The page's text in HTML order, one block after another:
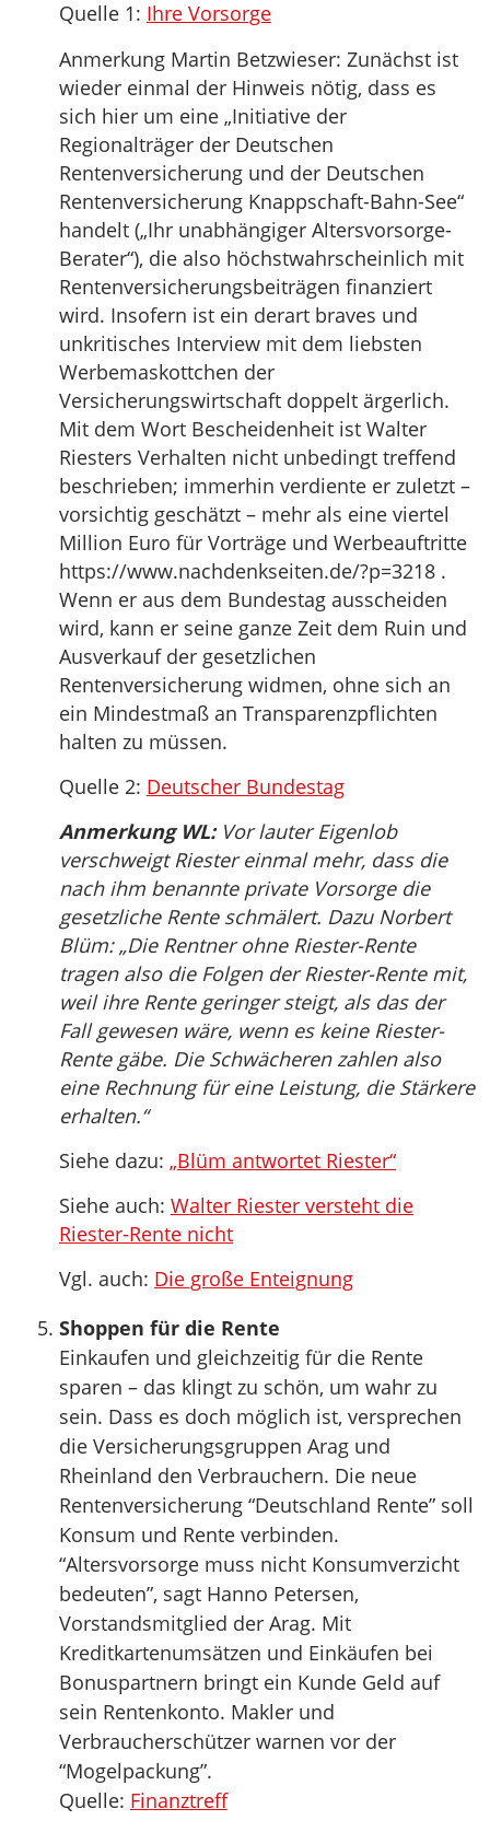
Quelle 1: Ihre Vorsorge
Anmerkung Martin Betzwieser: Zunächst ist
wieder einmal der Hinweis nötig, dass es
sich hier um eine „Initiative der
Regionalträger der Deutschen
Rentenversicherung und der Deutschen
Rentenversicherung Knappschaft-Bahn-See“
handelt („Ihr unabhängiger Altersvorsorge-
Berater“), die also höchstwahrscheinlich mit
Rentenversicherungsbeiträgen finanziert
wird. Insofern ist ein derart braves und
unkritisches Interview mit dem liebsten
Werbemaskottchen der
Versicherungswirtschaft doppelt ärgerlich.
Mit dem Wort Bescheidenheit ist Walter
Riesters Verhalten nicht unbedingt treffend
beschrieben; immerhin verdiente er zuletzt –
vorsichtig geschätzt – mehr als eine viertel
Million Euro für Vorträge und Werbeauftritte
https://www.nachdenkseiten.de/?p=3218 .
Wenn er aus dem Bundestag ausscheiden
wird, kann er seine ganze Zeit dem Ruin und
Ausverkauf der gesetzlichen
Rentenversicherung widmen, ohne sich an
ein Mindestmaß an Transparenzpflichten
halten zu müssen.
Quelle 2: Deutscher Bundestag
Anmerkung WL:Vor lauter Eigenlob
verschweigt Riester einmal mehr, dass die
nach ihm benannte private Vorsorge die
gesetzliche Rente schmälert. Dazu Norbert
Blüm: „Die Rentner ohne Riester-Rente
tragen also die Folgen der Riester-Rente mit,
weil ihre Rente geringer steigt, als das der
Fall gewesen wäre, wenn es keine Riester-
Rente gäbe. Die Schwächeren zahlen also
eine Rechnung für eine Leistung, die Stärkere
erhalten.“
Siehe dazu: „Blüm antwortet Riester“
Siehe auch: Walter Riester versteht die
Riester-Rente nicht
Vgl. auch: Die große Enteignung
Shoppen für die Rente
Einkaufen und gleichzeitig für die Rente
sparen – das klingt zu schön, um wahr zu
sein. Dass es doch möglich ist, versprechen
die Versicherungsgruppen Arag und
Rheinland den Verbrauchern. Die neue
Rentenversicherung “Deutschland Rente” soll
Konsum und Rente verbinden.
“Altersvorsorge muss nicht Konsumverzicht
bedeuten”, sagt Hanno Petersen,
Vorstandsmitglied der Arag. Mit
Kreditkartenumsätzen und Einkäufen bei
Bonuspartnern bringt ein Kunde Geld auf
sein Rentenkonto. Makler und
Verbraucherschützer warnen vor der
“Mogelpackung”.
Quelle: Finanztreff